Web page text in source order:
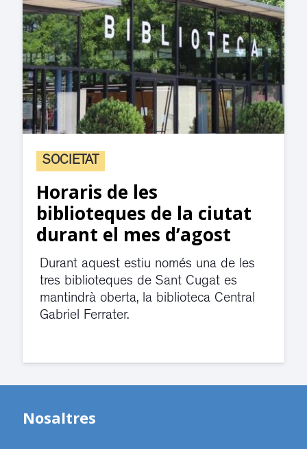
SOCIETAT
Horaris de les
biblioteques de la ciutat
durant el mes d’agost
Durant aquest estiu només una de les
tres biblioteques de Sant Cugat es
mantindrà oberta, la biblioteca Central
Gabriel Ferrater.
Nosaltres